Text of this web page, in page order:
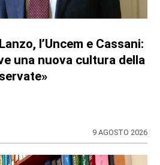
l’Uncem e Cassani:
una nuova cultura della